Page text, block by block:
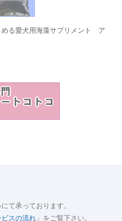
める愛犬用海藻サプリメント ア
て承っております。
スの流れ 」をご覧下さい。